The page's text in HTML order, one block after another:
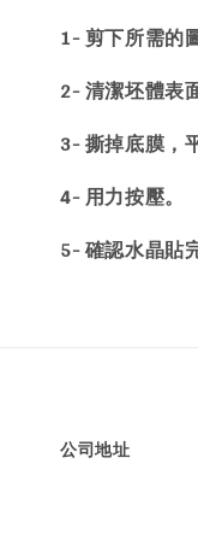
1- 剪下所需的
2- 清潔坯體表
3- 撕掉底膜，
4- 用力按壓。
5- 確認水晶貼
公司地址